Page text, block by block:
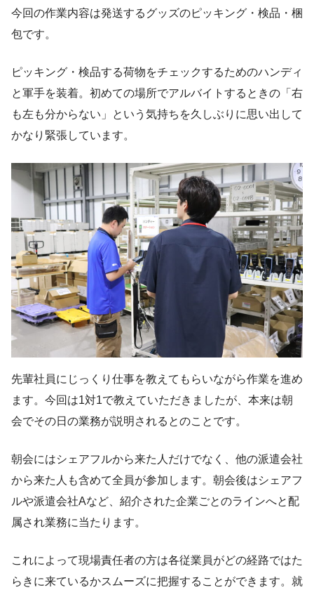
今回の作業内容は発送するグッズのピッキング・検品・梱
包です。
ピッキング・検品する荷物をチェックするためのハンディ
と軍手を装着。初めての場所でアルバイトするときの「右
も左も分からない」という気持ちを久しぶりに思い出して
かなり緊張しています。
先輩社員にじっくり仕事を教えてもらいながら作業を進め
ます。今回は1対1で教えていただきましたが、本来は朝
会でその日の業務が説明されるとのことです。
朝会にはシェアフルから来た人だけでなく、他の派遣会社
から来た人も含めて全員が参加します。朝会後はシェアフ
ルや派遣会社Aなど、紹介された企業ごとのラインへと配
属され業務に当たります。
これによって現場責任者の方は各従業員がどの経路ではた
らきに来ているかスムーズに把握することができます。就